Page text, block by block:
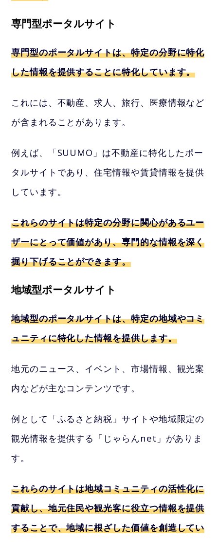
専門型ポータルサイト
専門型のポータルサイトは、特定の分野に特化
した情報を提供することに特化しています。
これには、不動産、求人、旅行、医療情報など
が含まれることがあります。
例えば、「SUUMO」は不動産に特化したポー
タルサイトであり、住宅情報や賃貸情報を提供
しています。
これらのサイトは特定の分野に関心があるユー
ザーにとって価値があり、専門的な情報を深く
掘り下げることができます。
地域型ポータルサイト
地域型のポータルサイトは、特定の地域やコミ
ュニティに特化した情報を提供します。
地元のニュース、イベント、市場情報、観光案
内などが主なコンテンツです。
例として「ふるさと納税」サイトや地域限定の
観光情報を提供する「じゃらんnet」がありま
す。
これらのサイトは地域コミュニティの活性化に
貢献し、地元住民や観光客に役立つ情報を提供
することで、地域に根ざした価値を創造してい